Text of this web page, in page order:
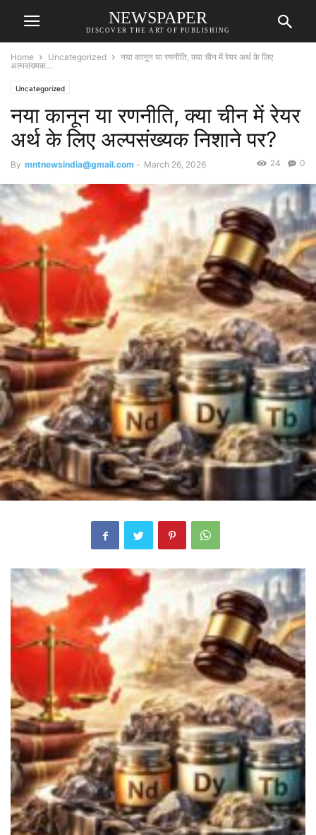
NEWSPAPER
DISCOVER THE ART OF PUBLISHING
Home Uncategorized
नया कानून या रणनीति, क्या चीन में रेयर अर्थ के लिए
अल्पसंख्यक...
Uncategorized
नया कानून या रणनीति, क्या चीन में रेयर
अर्थ के लिए अल्पसंख्यक निशाने पर?
By mntnewsindia@gmail.com - March 26, 2026 0
24